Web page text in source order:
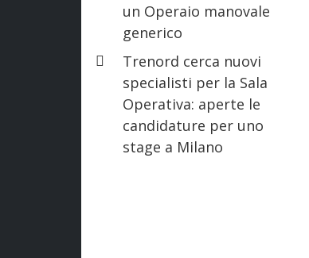
un Operaio manovale
generico
Trenord cerca nuovi
specialisti per la Sala
Operativa: aperte le
candidature per uno
stage a Milano